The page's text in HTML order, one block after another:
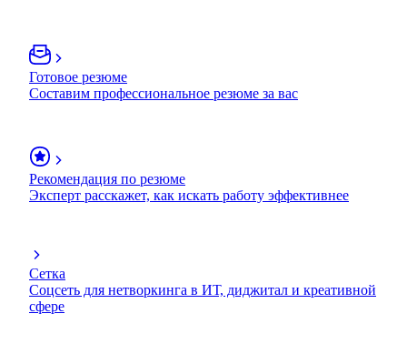
Готовое резюме
Составим профессиональное резюме за вас
Рекомендация по резюме
Эксперт расскажет, как искать работу эффективнее
Сетка
Соцсеть для нетворкинга в ИТ, диджитал и креативной
сфере